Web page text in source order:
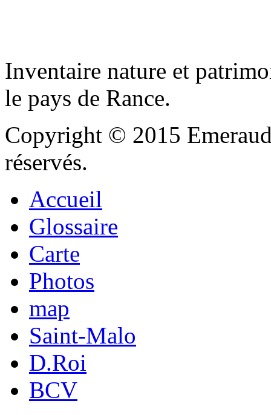
Inventaire nature et
le pays de Rance.
Copyright © 2015
réservés.
Accueil
Glossaire
Carte
Photos
map
Saint-Malo
D.Roi
BCV